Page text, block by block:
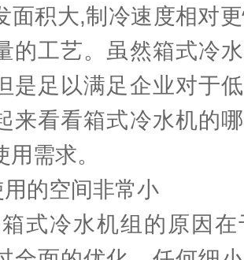
面积大,制冷速度相对
的工艺。虽然箱式冷
是足以满足企业对于
来看看箱式冷水机的
需求。
的空间非常小
式冷水机组的原因在